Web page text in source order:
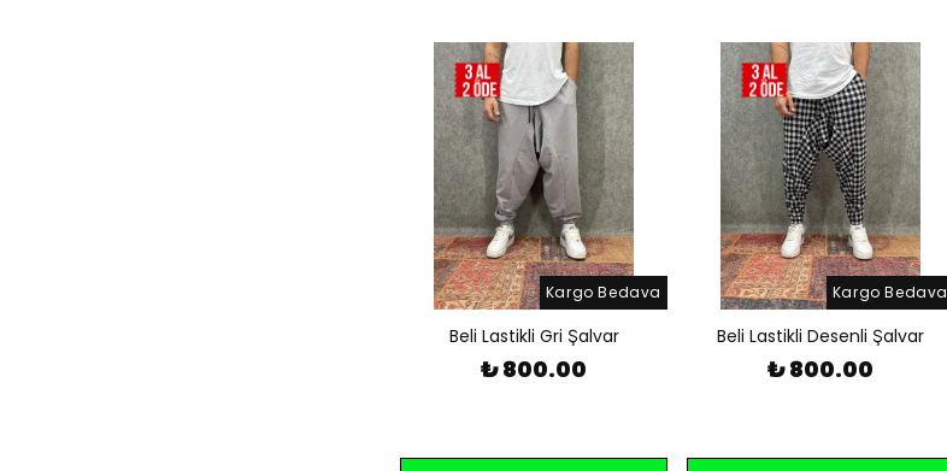
Kargo Bedava
Beli Lastikli Gri Şalvar
₺ 800.00
Kargo Bedava
Beli Lastikli Desenli Şalvar
₺ 800.00